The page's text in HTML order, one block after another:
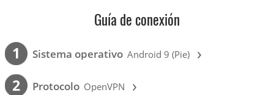
Guía de conexión
1 Sistema operativo Android 9 (Pie) ›
2 Protocolo OpenVPN ›